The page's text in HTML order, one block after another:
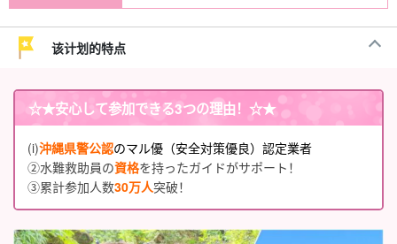
该计划的特点
☆★安心して参加できる3つの理由！☆★
(i)沖縄県警公認のマル優（安全対策優良）認定業者
②水難救助員の資格を持ったガイドがサポート！
③累計参加人数30万人突破！